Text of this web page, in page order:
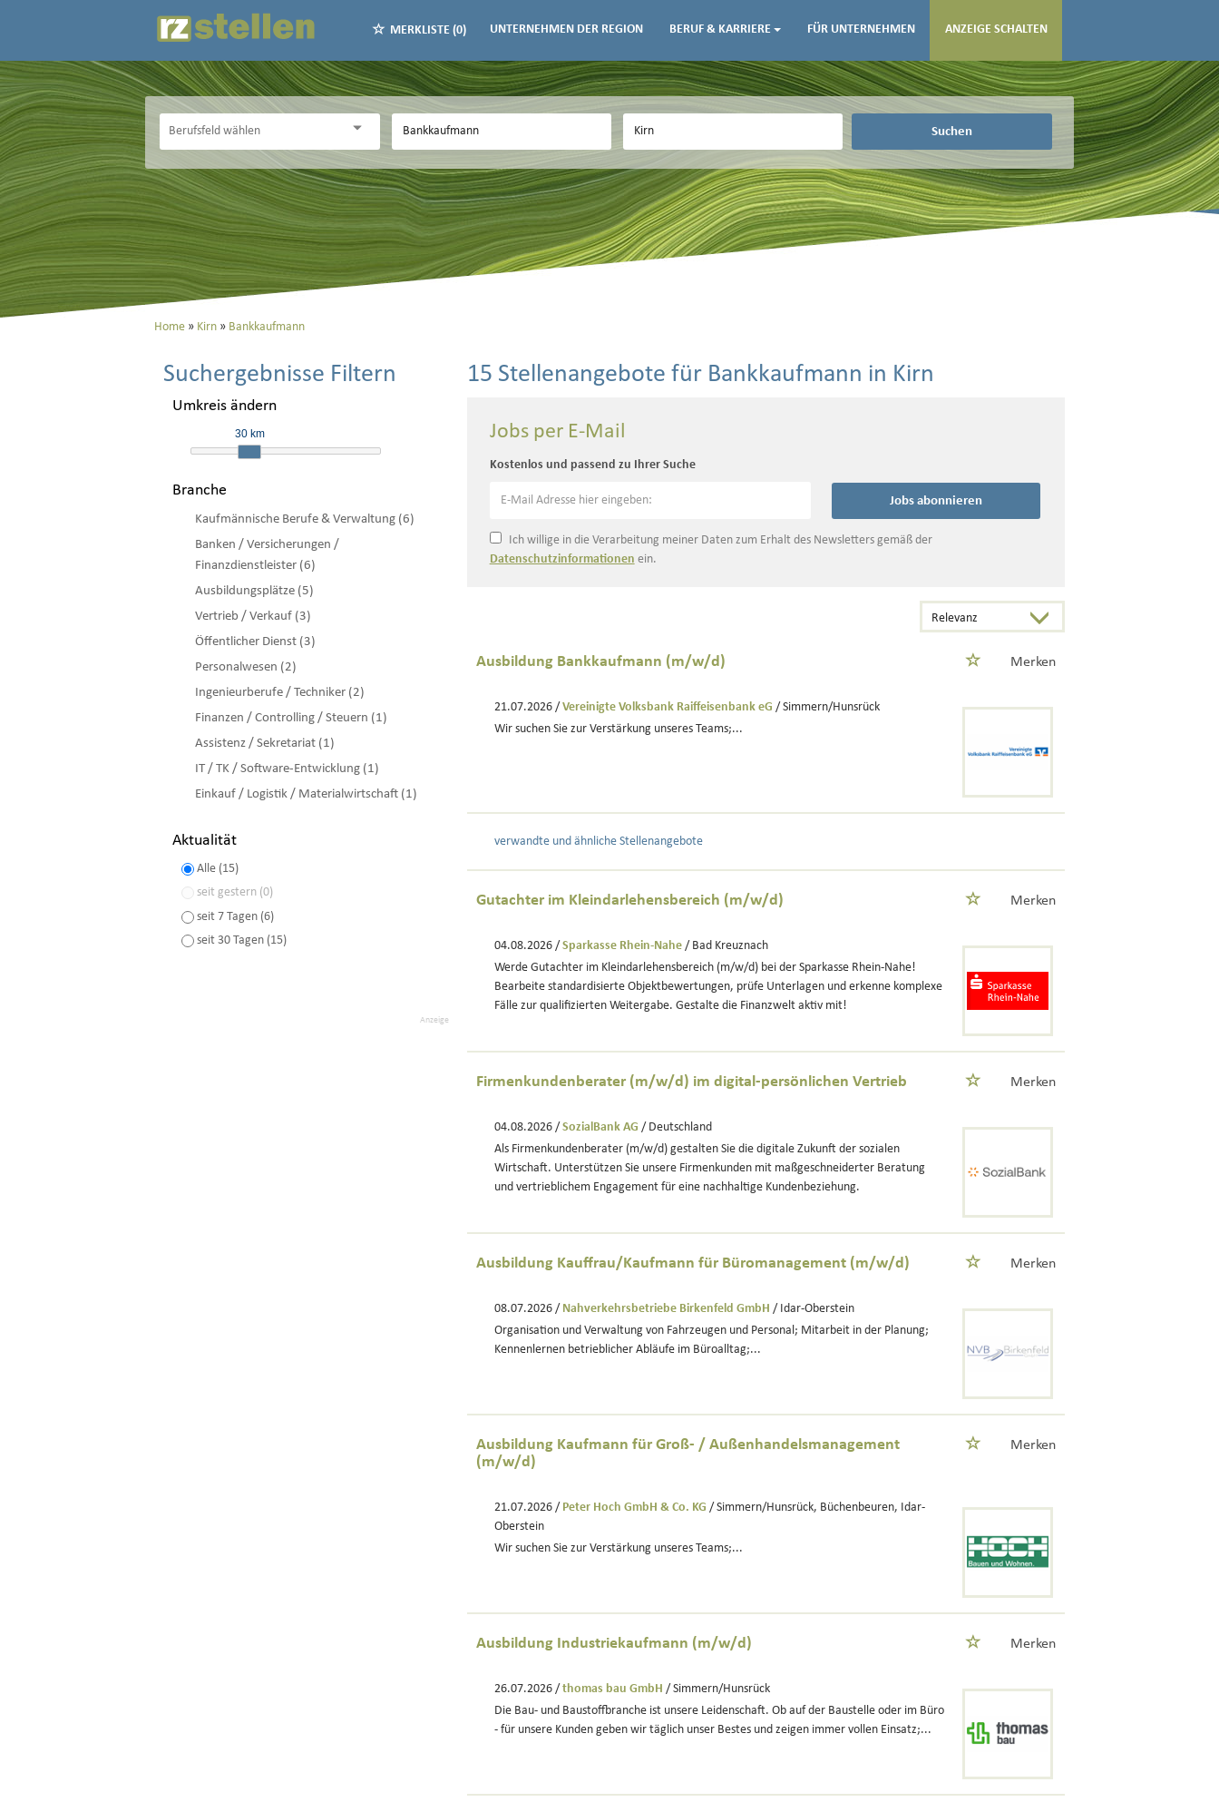
MERKLISTE (0) UNTERNEHMEN DER REGION BERUF & KARRIERE FÜR UNTERNEHMEN ANZEIGE SCHALTEN
Suchen
Home Kirn Bankkaufmann
Suchergebnisse Filtern
Umkreis ändern
30 km
Branche
Kaufmännische Berufe & Verwaltung (6)
Banken / Versicherungen /
Finanzdienstleister (6)
Ausbildungsplätze (5)
Vertrieb / Verkauf (3)
Öffentlicher Dienst (3)
Personalwesen (2)
Ingenieurberufe / Techniker (2)
Finanzen / Controlling / Steuern (1)
Assistenz / Sekretariat (1)
IT / TK / Software-Entwicklung (1)
Einkauf / Logistik / Materialwirtschaft (1)
Aktualität
Alle (15)
seit gestern (0)
seit 7 Tagen (6)
seit 30 Tagen (15)
Anzeige
15 Stellenangebote für Bankkaufmann in Kirn
Jobs per E-Mail
Kostenlos und passend zu Ihrer Suche
Jobs abonnieren
Ich willige in die Verarbeitung meiner Daten zum Erhalt des Newsletters gemäß der
Datenschutzinformationen ein.
Ausbildung Bankkaufmann (m/w/d) Merken
21.07.2026 / Vereinigte Volksbank Raiffeisenbank eG / Simmern/Hunsrück
Wir suchen Sie zur Verstärkung unseres Teams;...
verwandte und ähnliche Stellenangebote
Gutachter im Kleindarlehensbereich (m/w/d) Merken
04.08.2026 / Sparkasse Rhein-Nahe / Bad Kreuznach
Werde Gutachter im Kleindarlehensbereich (m/w/d) bei der Sparkasse Rhein-Nahe!
Bearbeite standardisierte Objektbewertungen, prüfe Unterlagen und erkenne komplexe
Fälle zur qualifizierten Weitergabe. Gestalte die Finanzwelt aktiv mit!
Firmenkundenberater (m/w/d) im digital-persönlichen Vertrieb Merken
04.08.2026 / SozialBank AG / Deutschland
Als Firmenkundenberater (m/w/d) gestalten Sie die digitale Zukunft der sozialen
Wirtschaft. Unterstützen Sie unsere Firmenkunden mit maßgeschneiderter Beratung
und vertrieblichem Engagement für eine nachhaltige Kundenbeziehung.
Ausbildung Kauffrau/Kaufmann für Büromanagement (m/w/d) Merken
08.07.2026 / Nahverkehrsbetriebe Birkenfeld GmbH / Idar-Oberstein
Organisation und Verwaltung von Fahrzeugen und Personal; Mitarbeit in der Planung;
Kennenlernen betrieblicher Abläufe im Büroalltag;...
Ausbildung Kaufmann für Groß- / Außenhandelsmanagement
(m/w/d)
Merken
21.07.2026 / Peter Hoch GmbH & Co. KG / Simmern/Hunsrück, Büchenbeuren, Idar-
Oberstein
Wir suchen Sie zur Verstärkung unseres Teams;...
Ausbildung Industriekaufmann (m/w/d) Merken
26.07.2026 / thomas bau GmbH / Simmern/Hunsrück
Die Bau- und Baustoffbranche ist unsere Leidenschaft. Ob auf der Baustelle oder im Büro
- für unsere Kunden geben wir täglich unser Bestes und zeigen immer vollen Einsatz;...